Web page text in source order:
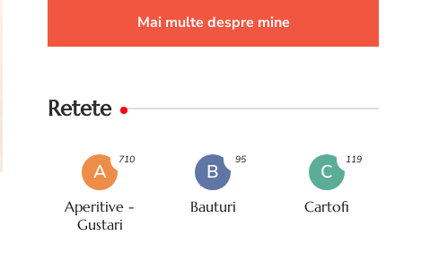
Mai multe despre mine
Retete
A
Aperitive -
Gustari
710
B
Bauturi
95
C
Cartofi
119